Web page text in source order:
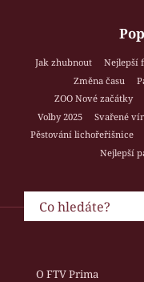
Jak zhubnout Nejlepší
Změna času
ZOO Nové začátky
Volby 2025
Svařené
Pěstování lichořeřišnice
Nejlepší
O FTV Prima